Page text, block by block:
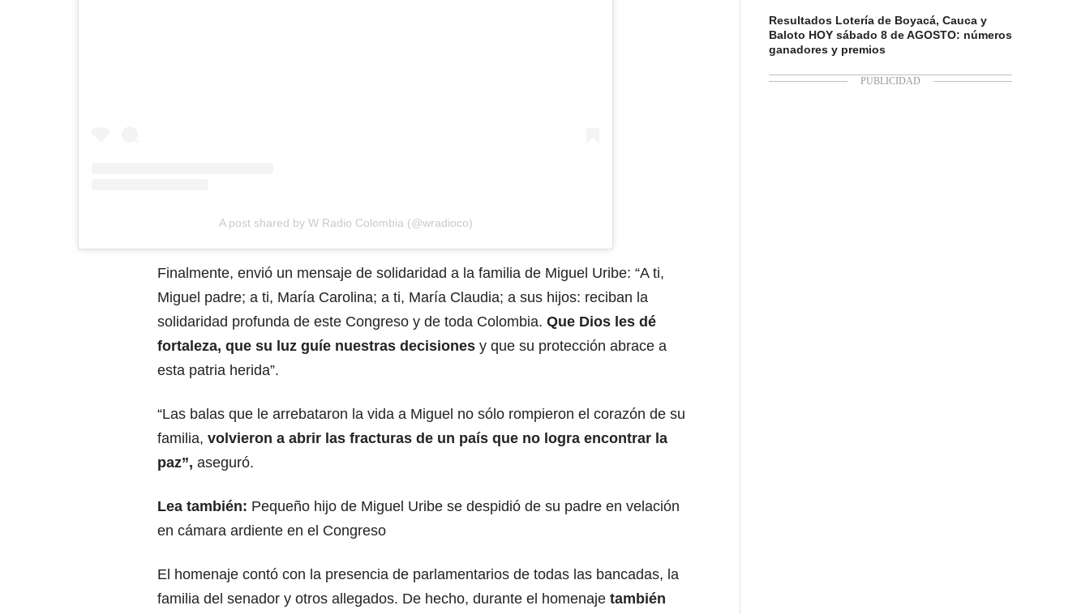
A post shared by W Radio Colombia (@wradioco)
Finalmente, envió un mensaje de solidaridad a la familia de Miguel Uribe: “A ti,
Miguel padre; a ti, María Carolina; a ti, María Claudia; a sus hijos: reciban la
solidaridad profunda de este Congreso y de toda Colombia. Que Dios les dé
fortaleza, que su luz guíe nuestras decisiones y que su protección abrace a
esta patria herida”.
“Las balas que le arrebataron la vida a Miguel no sólo rompieron el corazón de su
familia, volvieron a abrir las fracturas de un país que no logra encontrar la
paz”, aseguró.
Lea también: Pequeño hijo de Miguel Uribe se despidió de su padre en velación
en cámara ardiente en el Congreso
El homenaje contó con la presencia de parlamentarios de todas las bancadas, la
familia del senador y otros allegados. De hecho, durante el homenaje también
Resultados Lotería de Boyacá, Cauca y
Baloto HOY sábado 8 de AGOSTO: números
ganadores y premios